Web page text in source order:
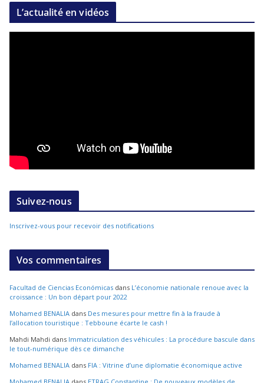
L’actualité en vidéos
Suivez-nous
Inscrivez-vous pour recevoir des notifications
Vos commentaires
Facultad de Ciencias Económicas dans L’économie nationale renoue avec la
croissance : Un bon départ pour 2022
Mohamed BENALIA dans Des mesures pour mettre fin à la fraude à
l’allocation touristique : Tebboune écarte le cash !
Mahdi Mahdi dans Immatriculation des véhicules : La procédure bascule dans
le tout-numérique dès ce dimanche
Mohamed BENALIA dans FIA : Vitrine d’une diplomatie économique active